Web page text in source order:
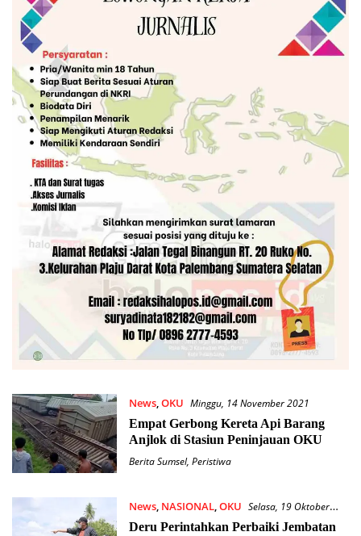
News,OKU Minggu, 14 November 2021
Empat Gerbong Kereta Api Barang
Anjlok di Stasiun Peninjauan OKU
Berita Sumsel, Peristiwa
News, NASIONAL,OKU Selasa, 19 Oktober
2021
Deru Perintahkan Perbaiki Jembatan